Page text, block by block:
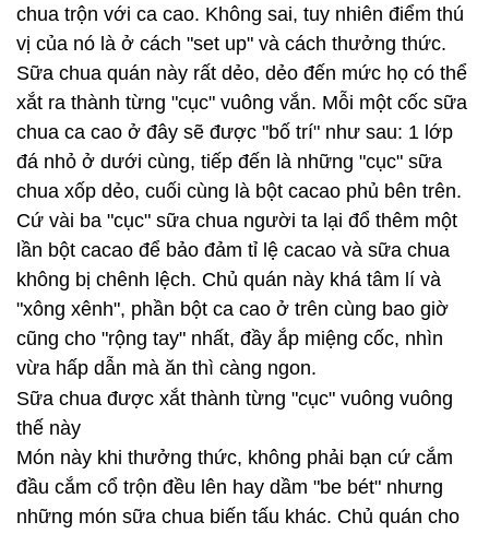
chua trộn với ca cao. Không sai, tuy nhiên điểm thú
vị của nó là ở cách "set up" và cách thưởng thức.
Sữa chua quán này rất dẻo, dẻo đến mức họ có thể
xắt ra thành từng "cục" vuông vắn. Mỗi một cốc sữa
chua ca cao ở đây sẽ được "bố trí" như sau: 1 lớp
đá nhỏ ở dưới cùng, tiếp đến là những "cục" sữa
chua xốp dẻo, cuối cùng là bột cacao phủ bên trên.
Cứ vài ba "cục" sữa chua người ta lại đổ thêm một
lần bột cacao để bảo đảm tỉ lệ cacao và sữa chua
không bị chênh lệch. Chủ quán này khá tâm lí và
"xông xênh", phần bột ca cao ở trên cùng bao giờ
cũng cho "rộng tay" nhất, đầy ắp miệng cốc, nhìn
vừa hấp dẫn mà ăn thì càng ngon.
Sữa chua được xắt thành từng "cục" vuông vuông
thế này
Món này khi thưởng thức, không phải bạn cứ cắm
đầu cắm cổ trộn đều lên hay dầm "be bét" nhưng
những món sữa chua biến tấu khác. Chủ quán cho